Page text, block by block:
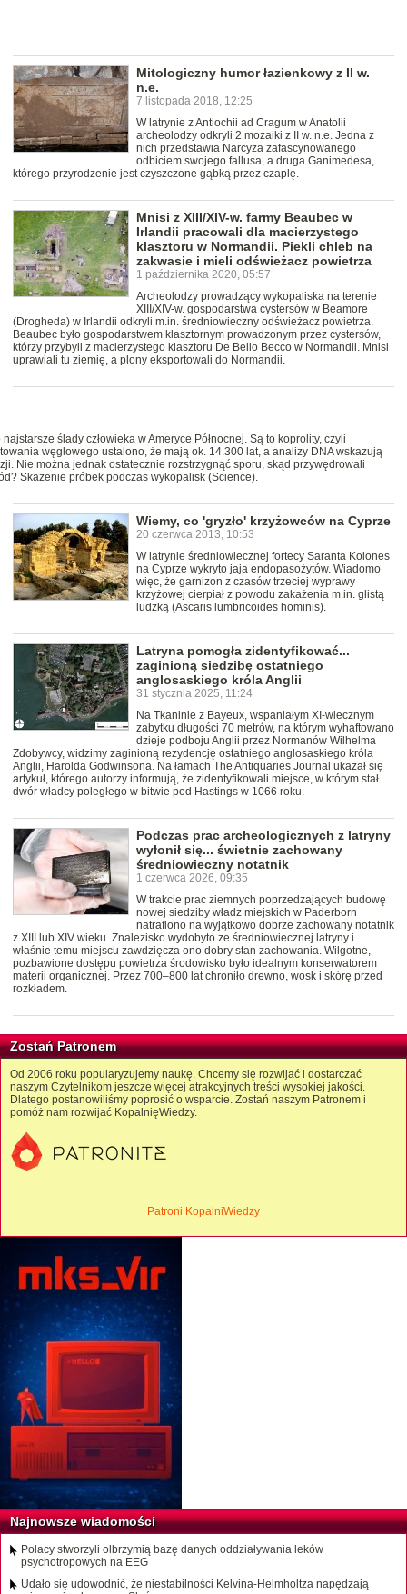
Mitologiczny humor łazienkowy z II w.
n.e.
7 listopada 2018, 12:25
W latrynie z Antiochii ad Cragum w Anatolii
archeolodzy odkryli 2 mozaiki z II w. n.e. Jedna z
nich przedstawia Narcyza zafascynowanego
odbiciem swojego fallusa, a druga Ganimedesa,
którego przyrodzenie jest czyszczone gąbką przez czaplę.
Mnisi z XIII/XIV-w. farmy Beaubec w
Irlandii pracowali dla macierzystego
klasztoru w Normandii. Piekli chleb na
zakwasie i mieli odświeżacz powietrza
1 października 2020, 05:57
Archeolodzy prowadzący wykopaliska na terenie
XIII/XIV-w. gospodarstwa cystersów w Beamore
(Drogheda) w Irlandii odkryli m.in. średniowieczny odświeżacz powietrza.
Beaubec było gospodarstwem klasztornym prowadzonym przez cystersów,
którzy przybyli z macierzystego klasztoru De Bello Becco w Normandii. Mnisi
uprawiali tu ziemię, a plony eksportowali do Normandii.
ślady człowieka w Ameryce Północnej. Są to koprolity, czyli
węglowego ustalono, że mają ok. 14.300 lat, a analizy DNA wskazują
Nie można jednak ostatecznie rozstrzygnąć sporu, skąd przywędrowali
Skażenie próbek podczas wykopalisk (Science).
Wiemy, co 'gryzło' krzyżowców na Cyprze
20 czerwca 2013, 10:53
W latrynie średniowiecznej fortecy Saranta Kolones
na Cyprze wykryto jaja endopasożytów. Wiadomo
więc, że garnizon z czasów trzeciej wyprawy
krzyżowej cierpiał z powodu zakażenia m.in. glistą
ludzką (Ascaris lumbricoides hominis).
Latryna pomogła zidentyfikować...
zaginioną siedzibę ostatniego
anglosaskiego króla Anglii
31 stycznia 2025, 11:24
Na Tkaninie z Bayeux, wspaniałym XI-wiecznym
zabytku długości 70 metrów, na którym wyhaftowano
dzieje podboju Anglii przez Normanów Wilhelma
Zdobywcy, widzimy zaginioną rezydencję ostatniego anglosaskiego króla
Anglii, Harolda Godwinsona. Na łamach The Antiquaries Journal ukazał się
artykuł, którego autorzy informują, że zidentyfikowali miejsce, w którym stał
dwór władcy poległego w bitwie pod Hastings w 1066 roku.
Podczas prac archeologicznych z latryny
wyłonił się... świetnie zachowany
średniowieczny notatnik
1 czerwca 2026, 09:35
W trakcie prac ziemnych poprzedzających budowę
nowej siedziby władz miejskich w Paderborn
natrafiono na wyjątkowo dobrze zachowany notatnik
z XIII lub XIV wieku. Znalezisko wydobyto ze średniowiecznej latryny i
właśnie temu miejscu zawdzięcza ono dobry stan zachowania. Wilgotne,
pozbawione dostępu powietrza środowisko było idealnym konserwatorem
materii organicznej. Przez 700–800 lat chroniło drewno, wosk i skórę przed
rozkładem.
Zostań Patronem
Od 2006 roku popularyzujemy naukę. Chcemy się rozwijać i dostarczać
naszym Czytelnikom jeszcze więcej atrakcyjnych treści wysokiej jakości.
Dlatego postanowiliśmy poprosić o wsparcie. Zostań naszym Patronem i
pomóż nam rozwijać KopalnięWiedzy.
Patroni KopalniWiedzy
Najnowsze wiadomości
Polacy stworzyli olbrzymią bazę danych oddziaływania leków
psychotropowych na EEG
Udało się udowodnić, że niestabilności Kelvina-Helmholtza napędzają